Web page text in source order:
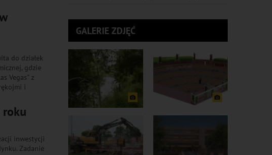
do działek
gdzie
Vegas" z
i
roku
inwestycji
Zadanie
GALERIE ZDJĘĆ